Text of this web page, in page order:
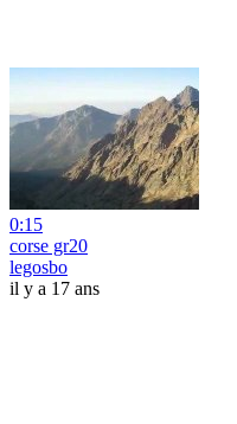
0:15
corse gr20
legosbo
il y a 17 ans